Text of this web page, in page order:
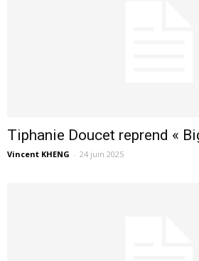
Tiphanie Doucet reprend «
Vincent KHENG - 24 juin 2025